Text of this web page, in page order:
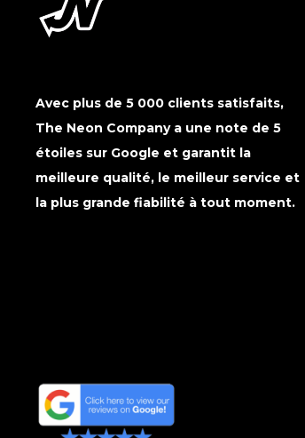
Avec plus de 5 000 clients satisfaits,
The Neon Company a une note de 5
étoiles sur Google et garantit la
meilleure qualité, le meilleur service et
la plus grande fiabilité à tout moment.